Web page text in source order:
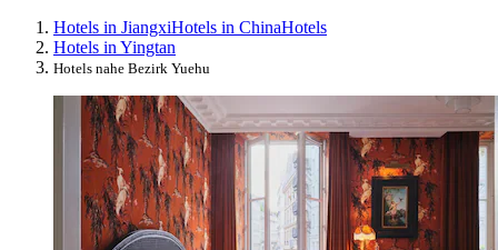
Hotels in JiangxiHotels in ChinaHotels
Hotels in Yingtan
Hotels nahe Bezirk Yuehu